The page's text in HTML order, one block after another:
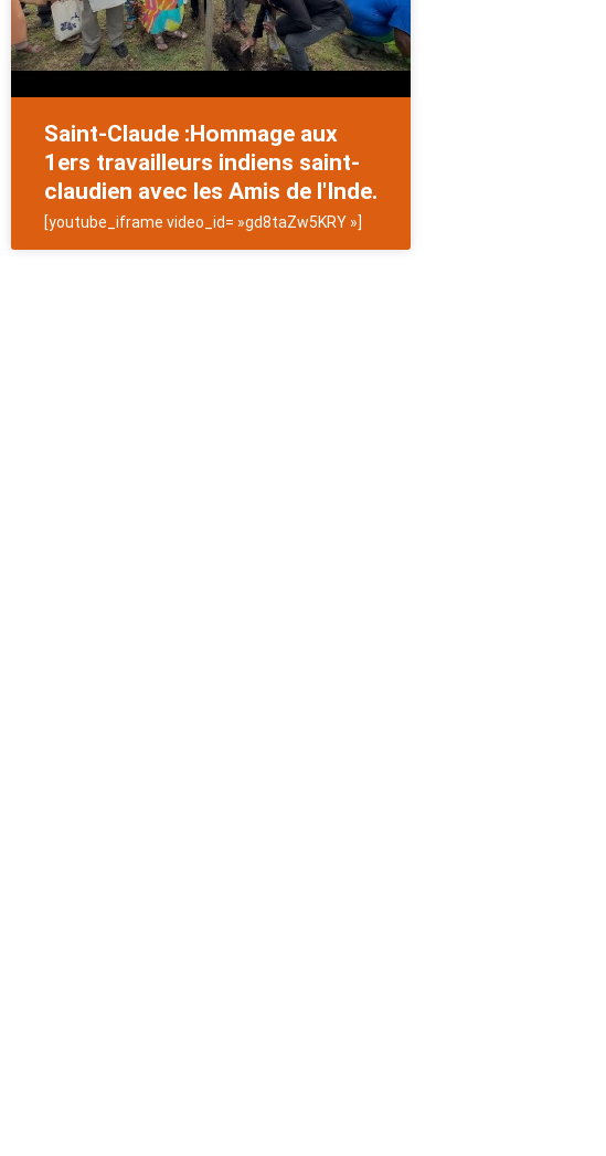
Saint-Claude :Hommage aux
1ers travailleurs indiens saint-
claudien avec les Amis de l'Inde.
[youtube_iframe video_id= »gd8taZw5KRY »]